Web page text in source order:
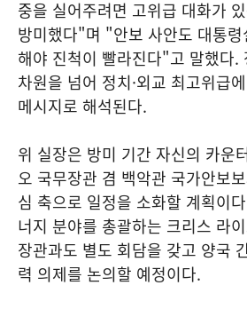
중을 실어주려면 고위급 대화가
방미했다"며 "안보 사안도 대통
해야 진척이 빨라진다"고 말했다.
차원을 넘어 정치·외교 최고위급
메시지로 해석된다.
위 실장은 방미 기간 자신의 카운
오 국무장관 겸 백악관 국가안보
심 축으로 일정을 소화할 계획이
너지 분야를 총괄하는 크리스 라
장관과도 별도 회담을 갖고 양국
력 의제를 논의할 예정이다.